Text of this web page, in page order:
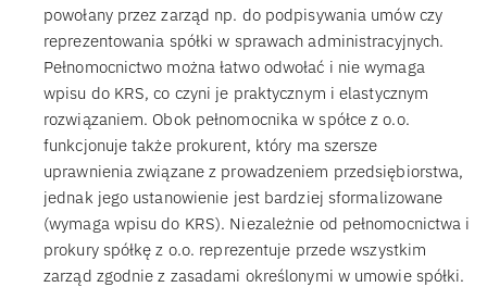
powołany przez zarząd np. do podpisywania umów czy
reprezentowania spółki w sprawach administracyjnych.
Pełnomocnictwo można łatwo odwołać i nie wymaga
wpisu do KRS, co czyni je praktycznym i elastycznym
rozwiązaniem. Obok pełnomocnika w spółce z o.o.
funkcjonuje także prokurent, który ma szersze
uprawnienia związane z prowadzeniem przedsiębiorstwa,
jednak jego ustanowienie jest bardziej sformalizowane
(wymaga wpisu do KRS). Niezależnie od pełnomocnictwa i
prokury spółkę z o.o. reprezentuje przede wszystkim
zarząd zgodnie z zasadami określonymi w umowie spółki.